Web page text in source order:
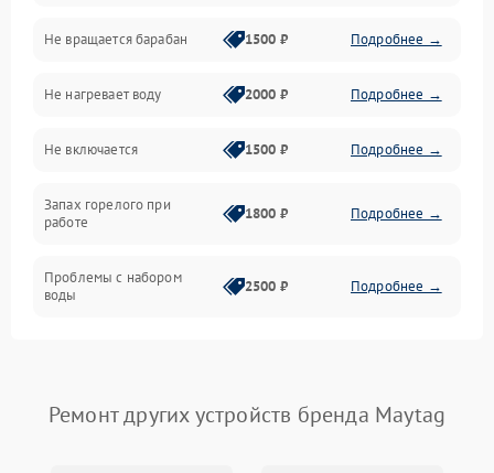
Слив
Программное обеспечение
Не вращается барабан 1500 ₽ Подробнее →
Не нагревает воду 2000 ₽ Подробнее →
Не включается 1500 ₽ Подробнее →
Запах горелого при
работе
1800 ₽ Подробнее →
Проблемы с набором
воды
2500 ₽ Подробнее →
Замена платы управления 2200 ₽ Подробнее →
Ремонт других устройств бренда Maytag